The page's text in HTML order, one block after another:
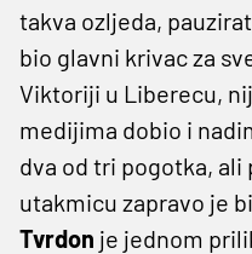
takva ozljeda,
bio glavni krivac za
Viktoriji u Liberecu,
medijima dobio i
dva od tri pogotka,
utakmicu zapravo je
Tvrdon je jednom